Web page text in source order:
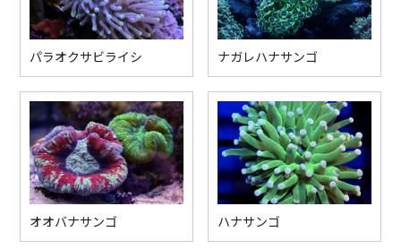
パラオクサビライシ ナガレハナサンゴ
オオバナサンゴ ハナサンゴ